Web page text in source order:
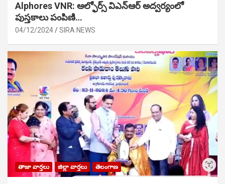
Alphores VNR: ఆల్ఫోర్స్ విఎన్ఆర్ అద్వర్యంలో
పుస్తకాలు పంపిణి…
04/12/2024 SIRA NEWS
తాజా వార్తలు జిల్లా వార్తలు తెలంగాణ